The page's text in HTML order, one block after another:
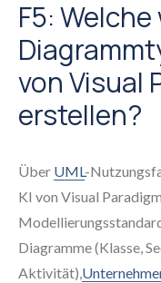
F5:
von Visual
erstellen?
Über UML-
KI von Visual
Diagramme (Klasse,
Aktivität),